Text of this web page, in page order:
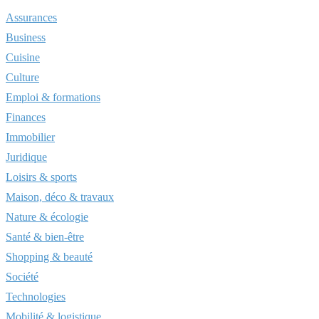
Assurances
Business
Cuisine
Culture
Emploi & formations
Finances
Immobilier
Juridique
Loisirs & sports
Maison, déco & travaux
Nature & écologie
Santé & bien-être
Shopping & beauté
Société
Technologies
Mobilité & logistique